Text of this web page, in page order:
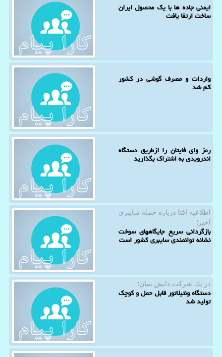
ایمنی جاده ها با یک محصول ایران
ساخت ارتقا یافت
واردات و مصرف گوشی در کشور
کم شد
رمز وای فایتان را ازطریق دستگاه
اندرویدی به اشتراک بگذارید
اطلاعیه افتا درباره حمله سایبری
اخیر؛
بازگردانی سریع جایگاههای سوخت
نشانه توانمندی سایبری کشور است
در یك شركت دانش بنیان؛
دستگاه ونتیلاتور قابل حمل و کوچک
تولید شد